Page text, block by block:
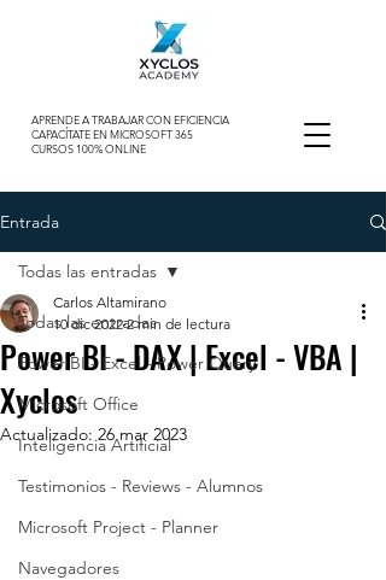
APRENDE A TRABAJAR CON EFICIENCIA
CAPACÍTATE EN MICROSOFT 365
CURSOS 100% ONLINE
Entrada
Todas las entradas
Power BI - Excel - Power Query
Microsoft Office
Inteligencia Artificial
Testimonios - Reviews - Alumnos
Microsoft Project - Planner
Navegadores
Todas las entradas
Power BI - DAX | Excel - VBA |
Xyclos
Carlos Altamirano
10 dic 2022 2 min de lectura
Actualizado:26 mar 2023